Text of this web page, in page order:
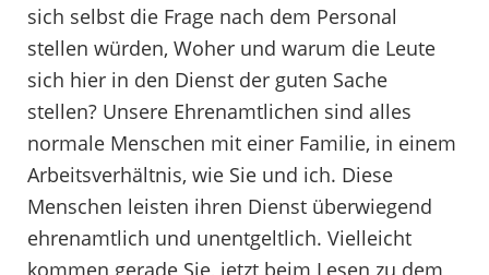
sich selbst die Frage nach dem Personal
stellen würden, Woher und warum die Leute
sich hier in den Dienst der guten Sache
stellen? Unsere Ehrenamtlichen sind alles
normale Menschen mit einer Familie, in einem
Arbeitsverhältnis, wie Sie und ich. Diese
Menschen leisten ihren Dienst überwiegend
ehrenamtlich und unentgeltlich. Vielleicht